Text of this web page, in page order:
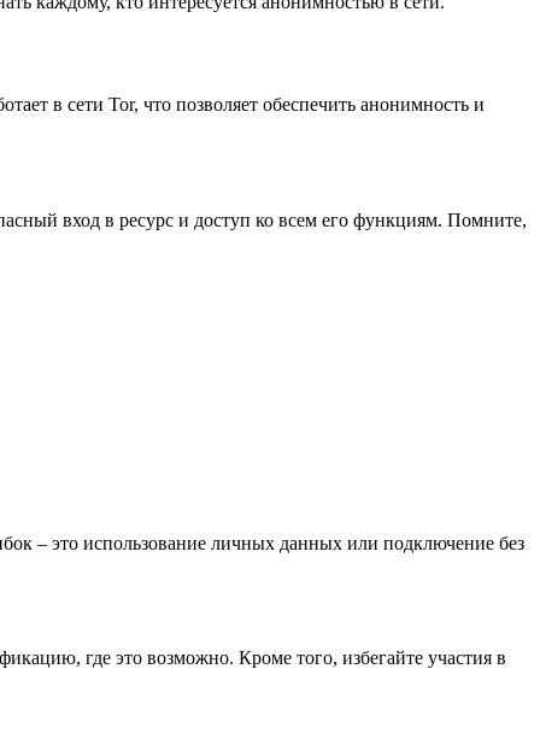
в сети Tor, что позволяет обеспечить анонимность и
вход в ресурс и доступ ко всем его функциям. Помните,
– это использование личных данных или подключение без
где это возможно. Кроме того, избегайте участия в